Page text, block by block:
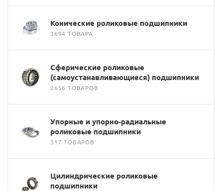
Конические роликовые подшипники
3694 ТОВАРА
Сферические роликовые
(самоустанавливающиеся) подшипники
2656 ТОВАРОВ
Упорные и упорно-радиальные
роликовые подшипники
317 ТОВАРОВ
Цилиндрические роликовые
подшипники